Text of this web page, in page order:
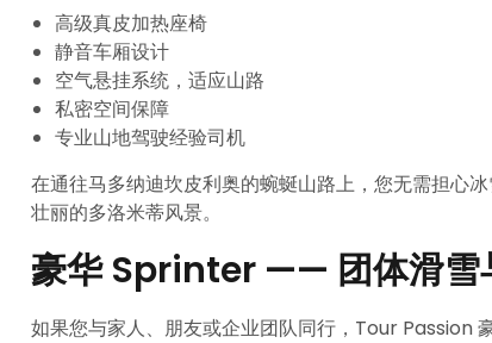
高级真皮加热座椅
静音车厢设计
空气悬挂系统，适应山路
私密空间保障
专业山地驾驶经验司机
在通往马多纳迪坎皮利奥的蜿蜒山路上，您无需担心
壮丽的多洛米蒂风景。
豪华 Sprinter —— 团体滑雪
如果您与家人、朋友或企业团队同行，Tour Passion